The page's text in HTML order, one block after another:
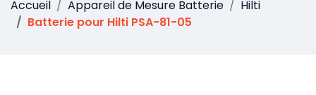
Accueil Appareil de Mesure Batterie
Hilti
Batterie pour Hilti PSA-81-05